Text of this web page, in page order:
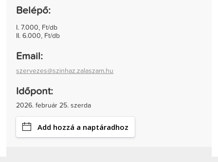
Belépő:
I. 7.000, Ft/db
II. 6.000, Ft/db
Email:
szervezes@szinhaz.zalaszam.hu
Időpont:
2026. február 25. szerda
Add hozzá a naptáradhoz